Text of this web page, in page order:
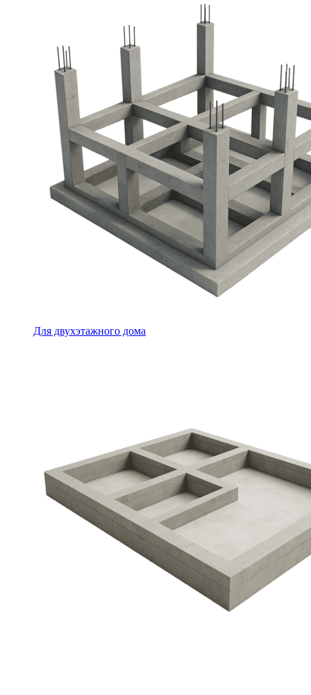
Для двухэтажного дома